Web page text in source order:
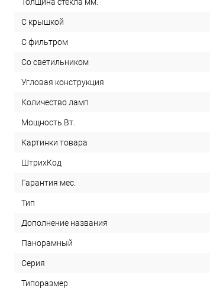
С крышкой
С фильтром
Со светильником
Угловая конструкция
Количество ламп
Мощность Вт.
Картинки товара
ШтрихКод
Гарантия мес.
Тип
Дополнение названия
Панорамный
Серия
Типоразмер